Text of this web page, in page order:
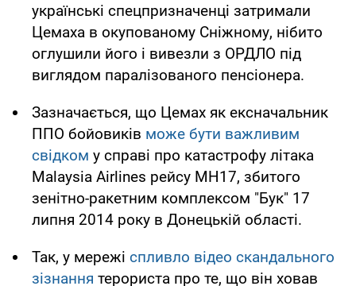
українські спецпризначенці затримали
Цемаха в окупованому Сніжному, нібито
оглушили його і вивезли з ОРДЛО під
виглядом паралізованого пенсіонера.
Зазначається, що Цемах як ексначальник
ППО бойовиків може бути важливим
свідком у справі про катастрофу літака
Malaysia Airlines рейсу МН17, збитого
зенітно-ракетним комплексом "Бук" 17
липня 2014 року в Донецькій області.
Так, у мережі спливло відео скандального
зізнання терориста про те, що він ховав